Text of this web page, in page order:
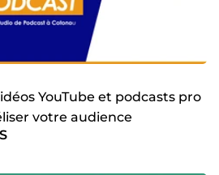
YouTube et podcasts pro
votre audience